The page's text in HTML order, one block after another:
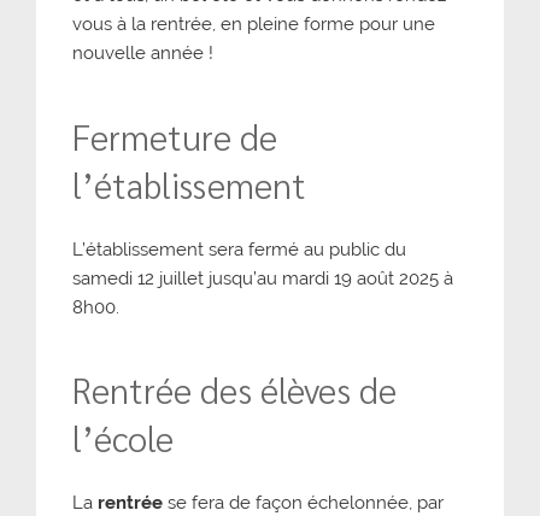
vous à la rentrée, en pleine forme pour une
nouvelle année !
Fermeture de
l’établissement
L’établissement sera fermé au public du
samedi 12 juillet jusqu’au mardi 19 août 2025 à
8h00.
Rentrée des élèves de
l’école
La rentrée se fera de façon échelonnée, par